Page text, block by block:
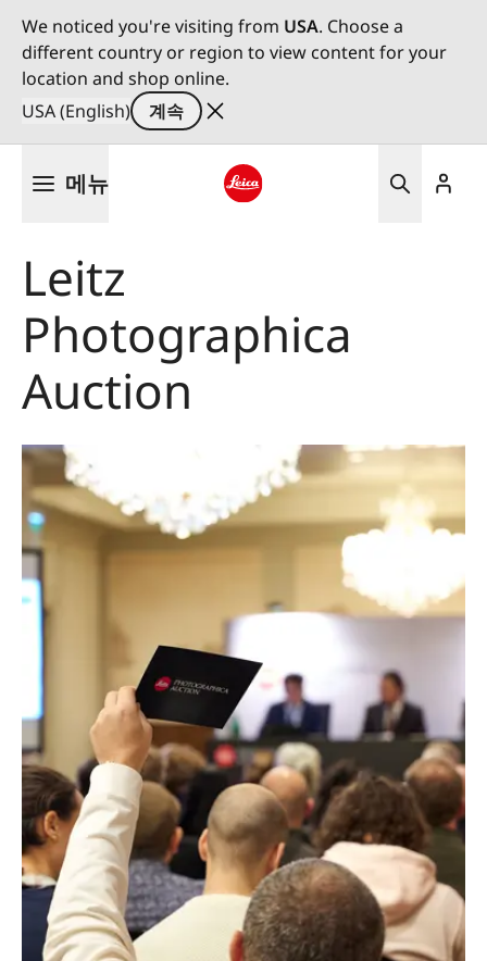
We noticed you're visiting from USA. Choose a
different country or region to view content for your
location and shop online.
USA (English)
계속
메뉴
Leitz
Photographica
Auction